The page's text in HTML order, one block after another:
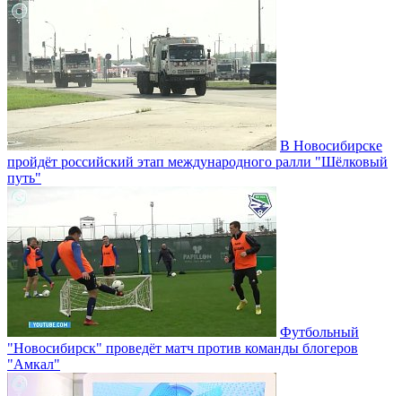
В Новосибирске
пройдёт российский этап международного ралли "Шёлковый
путь"
Футбольный
"Новосибирск" проведёт матч против команды блогеров
"Амкал"